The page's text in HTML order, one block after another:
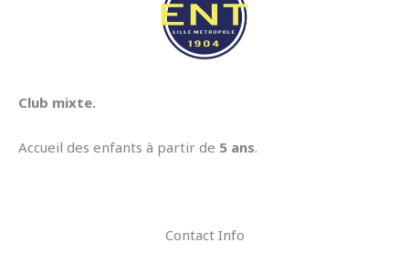
Club mixte.
Accueil des enfants à partir de 5 ans.
Contact Info